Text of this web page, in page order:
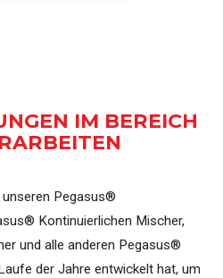
IM BEREICH
Pegasus®
Kontinuierlichen Mischer,
und alle anderen Pegasus®
der Jahre entwickelt hat, um